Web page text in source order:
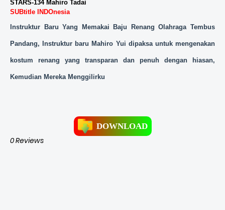
STARS-134 Mahiro Tadai
SUBtitle INDOnesia
Instruktur Baru Yang Memakai Baju Renang Olahraga Tembus
Pandang, Instruktur baru Mahiro Yui dipaksa untuk mengenakan
kostum renang yang transparan dan penuh dengan hiasan,
Kemudian Mereka Menggilirku
DOWNLOAD
0 Reviews